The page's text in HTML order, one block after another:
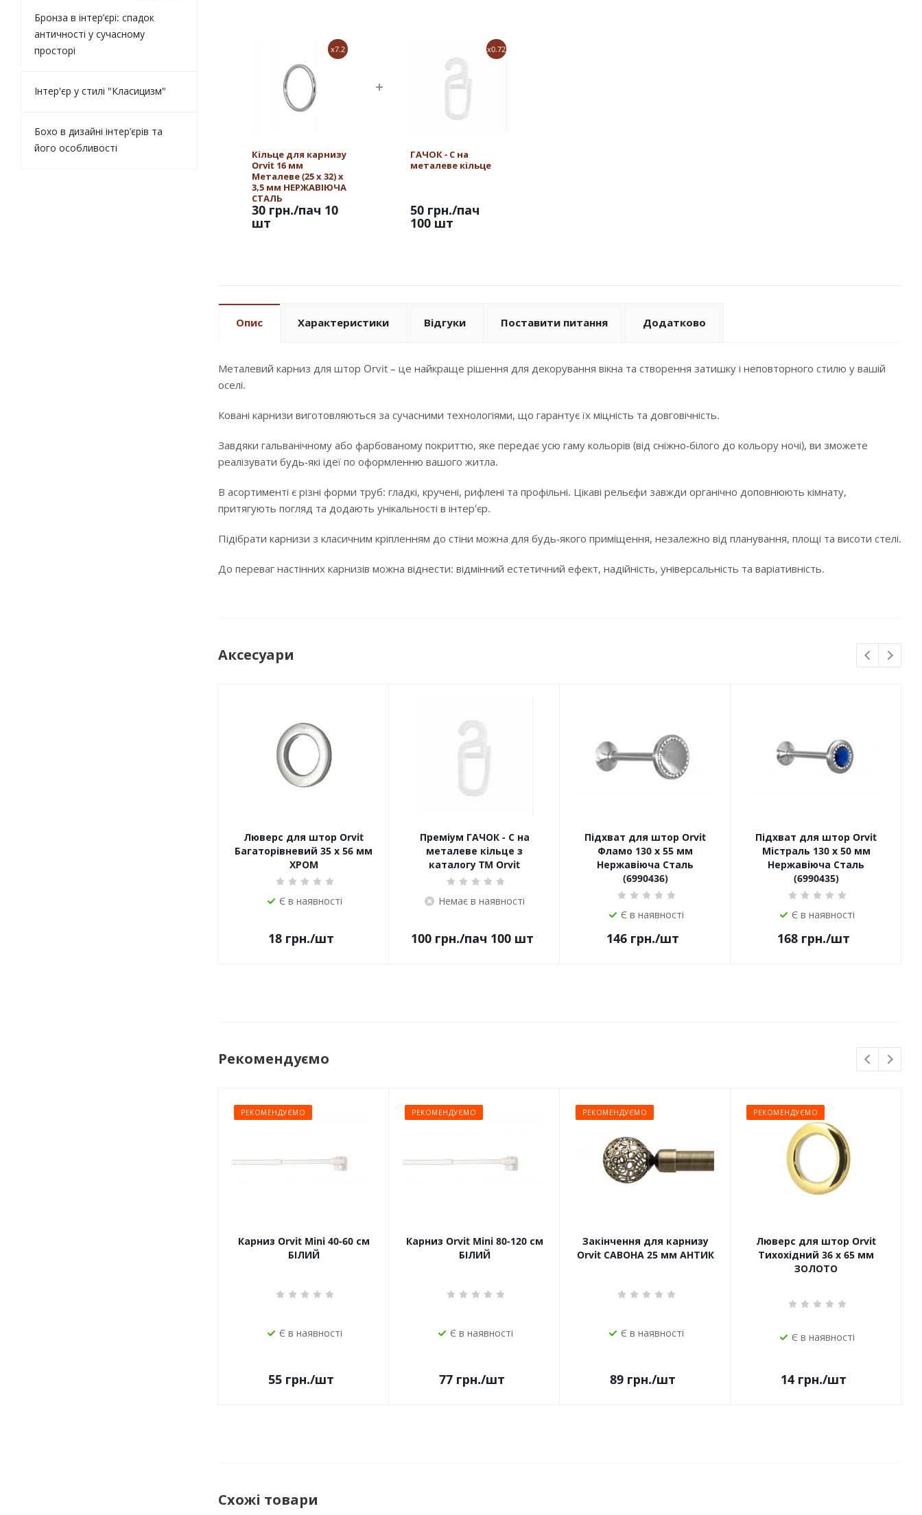
x7.2
Кільце для карнизу
Orvit 16 мм
Металеве (25 х 32) х
3,5 мм НЕРЖАВІЮЧА
СТАЛЬ
30 грн./пач 10
шт
x0.72
ГАЧОК - С на
металеве кільце
50 грн./пач
100 шт
Опис Характеристики Відгуки Поставити питання Додатково
Металевий карниз для штор Orvit – це найкраще рішення для декорування вікна та створення затишку і неповторного стилю у вашій
оселі.
Ковані карнизи виготовляються за сучасними технологіями, що гарантує їх міцність та довговічність.
Завдяки гальванічному або фарбованому покриттю, яке передає усю гаму кольорів (від сніжно-білого до кольору ночі), ви зможете
реалізувати будь-які ідеї по оформленню вашого житла.
В асортименті є різні форми труб: гладкі, кручені, рифлені та профільні. Цікаві рельєфи завжди органічно доповнюють кімнату,
притягують погляд та додають унікальності в інтер'єр.
Підібрати карнизи з класичним кріпленням до стіни можна для будь-якого приміщення, незалежно від планування, площі та висоти стелі.
До переваг настінних карнизів можна віднести: відмінний естетичний ефект, надійність, універсальність та варіативність.
Аксесуари
Люверс для штор Orvit
Багаторівневий 35 х 56 мм
ХРОМ
Є в наявності
18 грн./шт
Преміум ГАЧОК - С на
металеве кільце з
каталогу TM Orvit
Немає в наявності
100грн./пач 100 шт
Підхват для штор Orvit
Фламо 130 х 55 мм
Нержавіюча Сталь
(6990436)
Є в наявності
146 грн./шт
Підхват для штор Orvit
Містраль 130 х 50 мм
Нержавіюча Сталь
(6990435)
Є в наявності
168 грн./шт
Рекомендуємо
РЕКОМЕНДУЄМО
Карниз Orvit Mini 40-60 см
БІЛИЙ
Є в наявності
55 грн./шт
РЕКОМЕНДУЄМО
Карниз Orvit Mini 80-120 см
БІЛИЙ
Є в наявності
77 грн./шт
РЕКОМЕНДУЄМО
Закінчення для карнизу
Orvit САВОНА 25 мм АНТИК
Є в наявності
89 грн./шт
РЕКОМЕНДУЄМО
Люверс для штор Orvit
Тихохідний 36 х 65 мм
ЗОЛОТО
Є в наявності
14 грн./шт
Схожі товари
Бронза в інтер’єрі: спадок
античності у сучасному
просторі
Інтер'єр у стилі "Класицизм"
Бохо в дизайні інтер’єрів та
його особливості